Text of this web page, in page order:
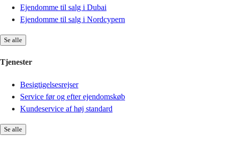
Ejendomme til salg i Dubai
Ejendomme til salg i Nordcypern
Se alle
Tjenester
Besigtigelsesrejser
Service før og efter ejendomskøb
Kundeservice af høj standard
Se alle